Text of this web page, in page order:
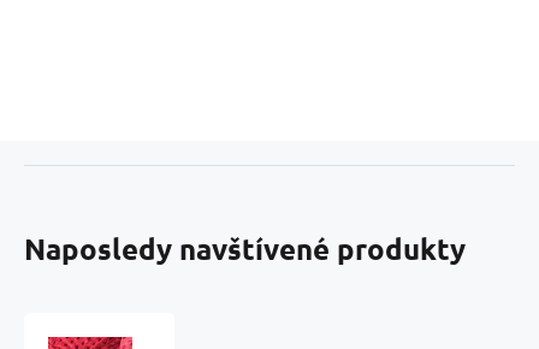
Naposledy navštívené produkty